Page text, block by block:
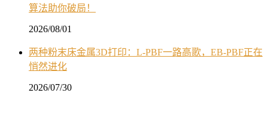
算法助你破局！
2026/08/01
两种粉末床金属3D打印：L-PBF一路高歌，EB-PBF正在
悄然进化
2026/07/30